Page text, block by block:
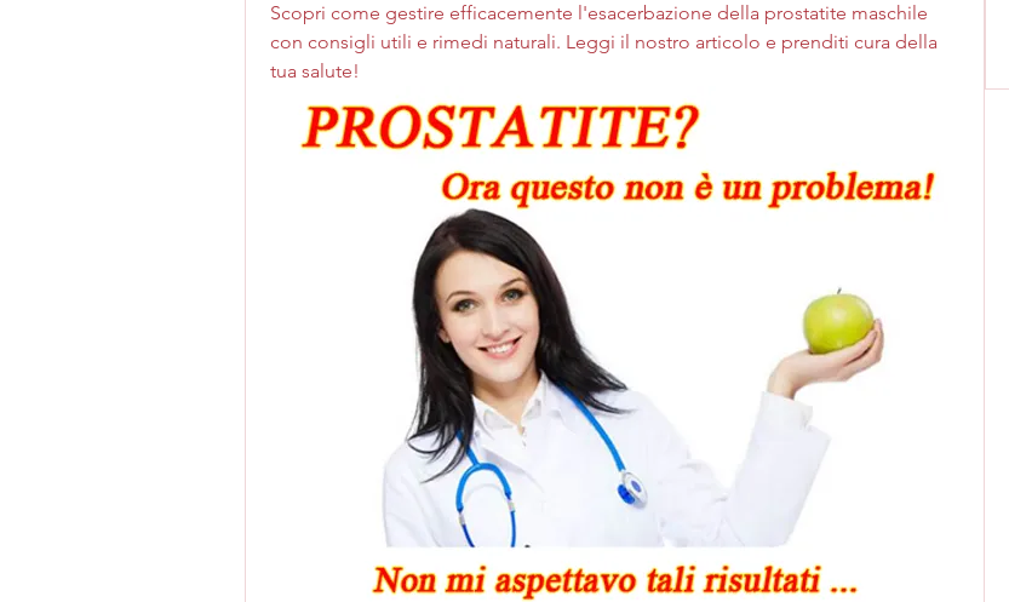
Scopri come gestire efficacemente l'esacerbazione della prostatite maschile
con consigli utili e rimedi naturali. Leggi il nostro articolo e prenditi cura della
tua salute!